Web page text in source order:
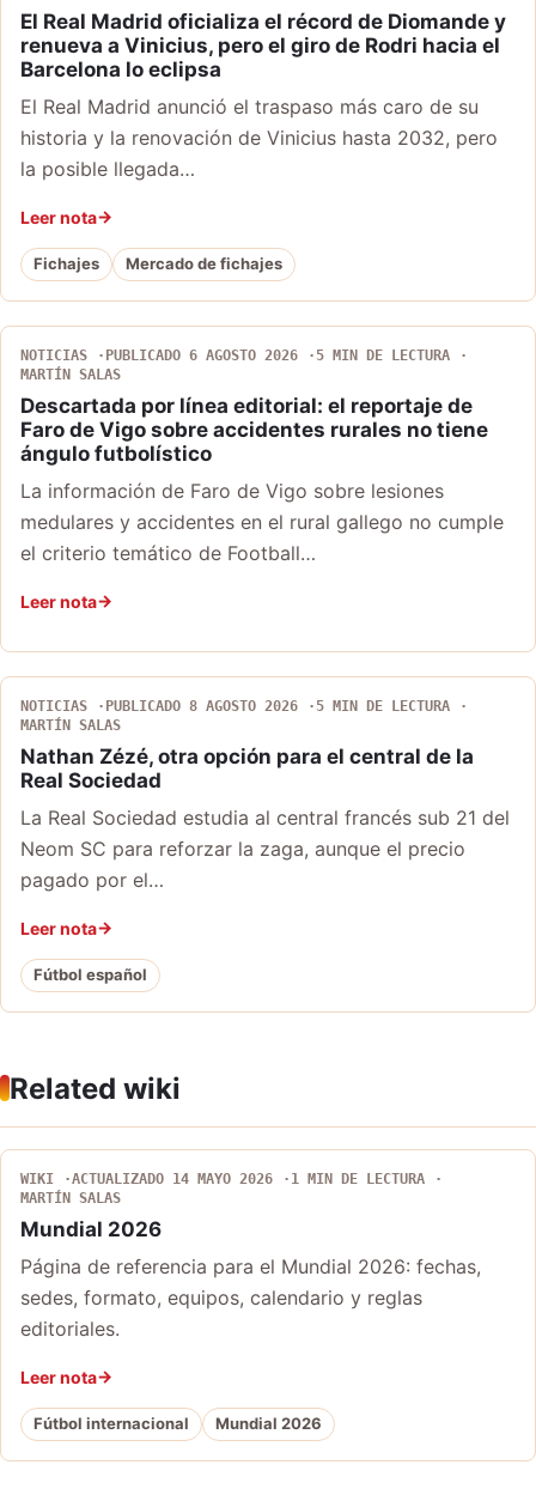
El Real Madrid oficializa el récord de Diomande y
renueva a Vinicius, pero el giro de Rodri hacia el
Barcelona lo eclipsa
El Real Madrid anunció el traspaso más caro de su
historia y la renovación de Vinicius hasta 2032, pero
la posible llegada…
Leer nota
Fichajes Mercado de fichajes
NOTICIAS PUBLICADO 6 AGOSTO 2026
5 MIN DE LECTURA
MARTÍN SALAS
Descartada por línea editorial: el reportaje de
Faro de Vigo sobre accidentes rurales no tiene
ángulo futbolístico
La información de Faro de Vigo sobre lesiones
medulares y accidentes en el rural gallego no cumple
el criterio temático de Football…
Leer nota
NOTICIAS PUBLICADO 8 AGOSTO 2026
5 MIN DE LECTURA
MARTÍN SALAS
Nathan Zézé, otra opción para el central de la
Real Sociedad
La Real Sociedad estudia al central francés sub 21 del
Neom SC para reforzar la zaga, aunque el precio
pagado por el…
Leer nota
Fútbol español
Related wiki
WIKI ACTUALIZADO 14 MAYO 2026
1 MIN DE LECTURA
MARTÍN SALAS
Mundial 2026
Página de referencia para el Mundial 2026: fechas,
sedes, formato, equipos, calendario y reglas
editoriales.
Leer nota
Fútbol internacional Mundial 2026